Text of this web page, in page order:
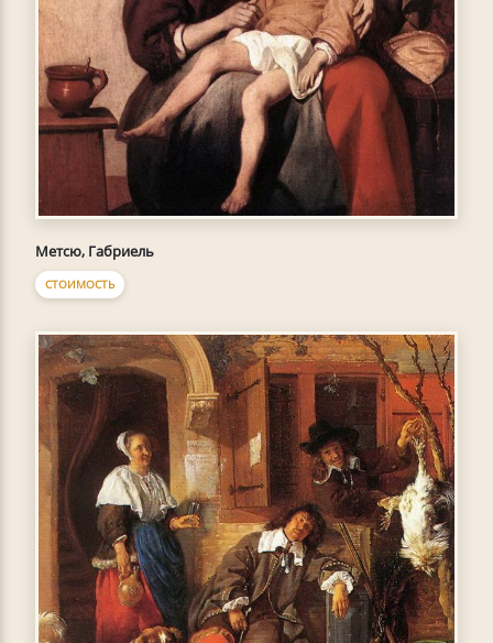
Метсю, Габриель
СТОИМОСТЬ